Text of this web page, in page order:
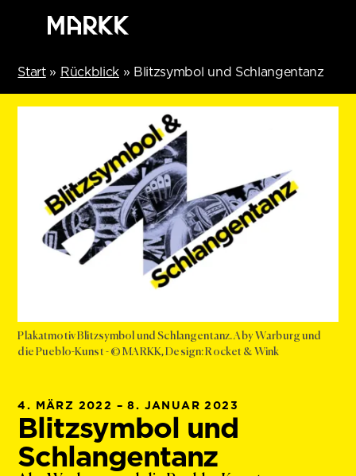
Start» Rückblick» Blitzsymbol und Schlangentanz
4. MÄRZ 2022 – 8. JANUAR 2023
Blitzsymbol und
Schlangentanz
Plakatmotiv Blitzsymbol und Schlangentanz. Aby Warburg und
die Pueblo-Kunst - © MARKK, Design: Rocket & Wink